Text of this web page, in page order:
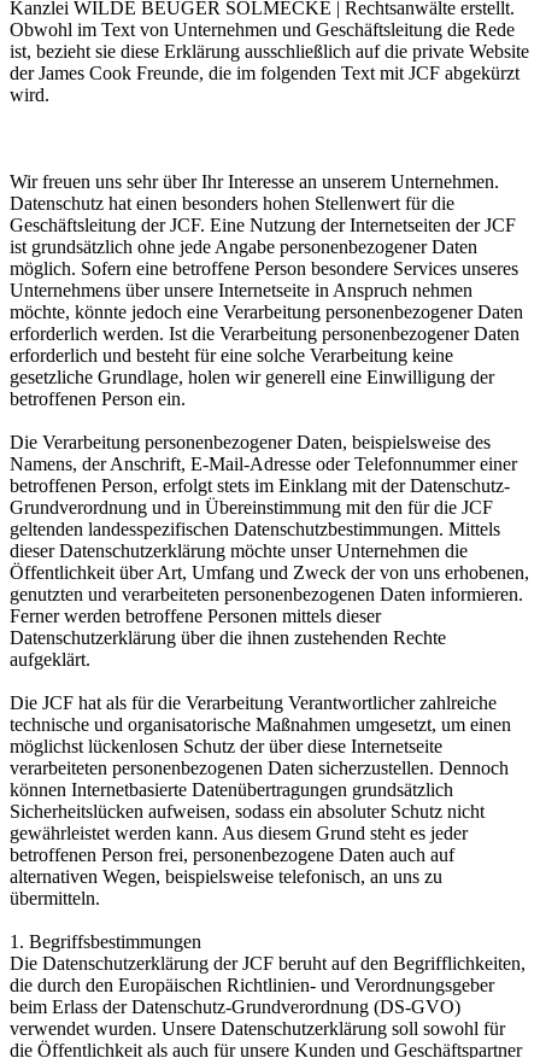
Kanzlei WILDE BEUGER SOLMECKE | Rechtsanwälte erstellt.
Obwohl im Text von Unternehmen und Geschäftsleitung die Rede
ist, bezieht sie diese Erklärung ausschließlich auf die private Website
der James Cook Freunde, die im folgenden Text mit JCF abgekürzt
wird.
Wir freuen uns sehr über Ihr Interesse an unserem Unternehmen.
Datenschutz hat einen besonders hohen Stellenwert für die
Geschäftsleitung der JCF. Eine Nutzung der Internetseiten der JCF
ist grundsätzlich ohne jede Angabe personenbezogener Daten
möglich. Sofern eine betroffene Person besondere Services unseres
Unternehmens über unsere Internetseite in Anspruch nehmen
möchte, könnte jedoch eine Verarbeitung personenbezogener Daten
erforderlich werden. Ist die Verarbeitung personenbezogener Daten
erforderlich und besteht für eine solche Verarbeitung keine
gesetzliche Grundlage, holen wir generell eine Einwilligung der
betroffenen Person ein.
Die Verarbeitung personenbezogener Daten, beispielsweise des
Namens, der Anschrift, E-Mail-Adresse oder Telefonnummer einer
betroffenen Person, erfolgt stets im Einklang mit der Datenschutz-
Grundverordnung und in Übereinstimmung mit den für die JCF
geltenden landesspezifischen Datenschutzbestimmungen. Mittels
dieser Datenschutzerklärung möchte unser Unternehmen die
Öffentlichkeit über Art, Umfang und Zweck der von uns erhobenen,
genutzten und verarbeiteten personenbezogenen Daten informieren.
Ferner werden betroffene Personen mittels dieser
Datenschutzerklärung über die ihnen zustehenden Rechte
aufgeklärt.
Die JCF hat als für die Verarbeitung Verantwortlicher zahlreiche
technische und organisatorische Maßnahmen umgesetzt, um einen
möglichst lückenlosen Schutz der über diese Internetseite
verarbeiteten personenbezogenen Daten sicherzustellen. Dennoch
können Internetbasierte Datenübertragungen grundsätzlich
Sicherheitslücken aufweisen, sodass ein absoluter Schutz nicht
gewährleistet werden kann. Aus diesem Grund steht es jeder
betroffenen Person frei, personenbezogene Daten auch auf
alternativen Wegen, beispielsweise telefonisch, an uns zu
übermitteln.
1. Begriffsbestimmungen
Die Datenschutzerklärung der JCF beruht auf den Begrifflichkeiten,
die durch den Europäischen Richtlinien- und Verordnungsgeber
beim Erlass der Datenschutz-Grundverordnung (DS-GVO)
verwendet wurden. Unsere Datenschutzerklärung soll sowohl für
die Öffentlichkeit als auch für unsere Kunden und Geschäftspartner